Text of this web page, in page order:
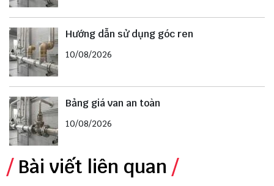
Hướng dẫn sử dụng góc ren
10/08/2026
Bảng giá van an toàn
10/08/2026
Bài viết liên quan